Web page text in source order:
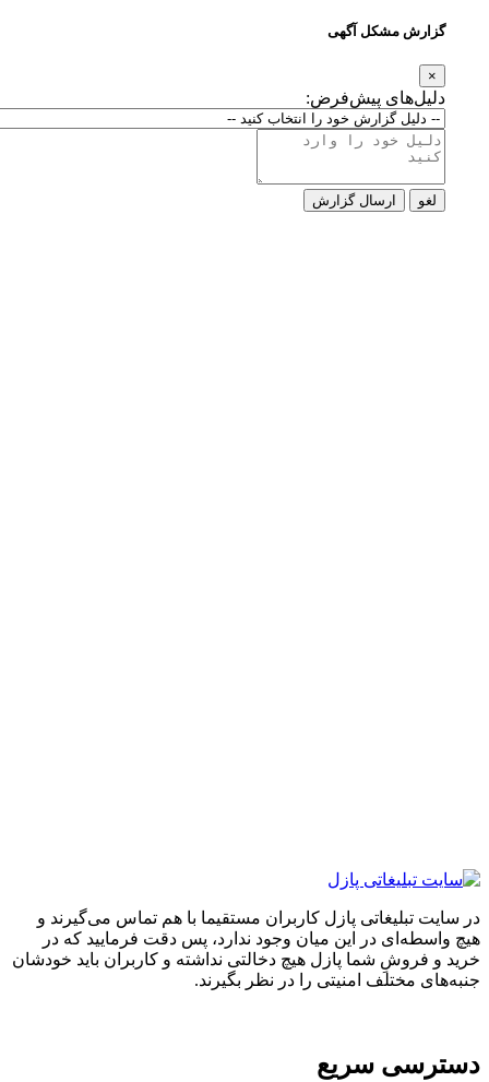
گزارش مشکل آگهی
دلیل‌های پیش‌فرض:
ارسال گزارش
تبلیغاتی پازل کاربران مستقیما با هم تماس می‌گیرند و
در این میان وجود ندارد، پس دقت فرمایید که در
و فروشِ شما پازل هیچ دخالتی نداشته و کاربران باید خودشان
مختلف امنیتی را در نظر بگیرند.
سریع